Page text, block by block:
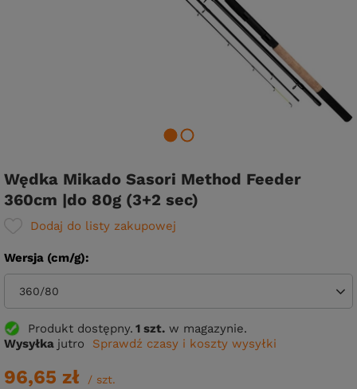
Wędka Mikado Sasori Method Feeder
360cm |do 80g (3+2 sec)
Dodaj do listy zakupowej
Wersja (cm/g)
360/80
Produkt dostępny 1 szt. w magazynie.
Wysyłka jutro Sprawdź czasy i koszty wysyłki
96,65 zł / szt.